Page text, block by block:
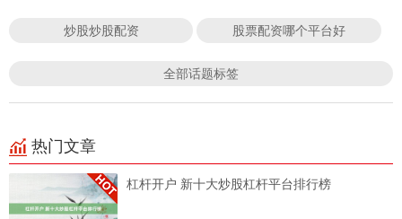
炒股炒股配资 股票配资哪个平台好
全部话题标签
热门文章
杠杆开户 新十大炒股杠杆平台排行榜